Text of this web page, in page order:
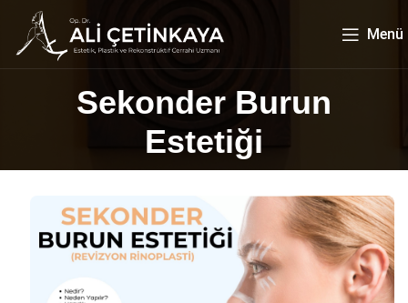
Menü
Sekonder Burun
Estetiği